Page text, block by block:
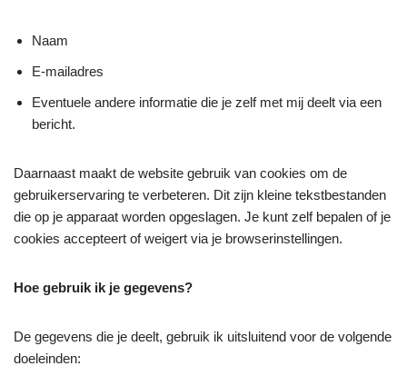
Naam
E-mailadres
Eventuele andere informatie die je zelf met mij deelt via een
bericht.
Daarnaast maakt de website gebruik van cookies om de
gebruikerservaring te verbeteren. Dit zijn kleine tekstbestanden
die op je apparaat worden opgeslagen. Je kunt zelf bepalen of je
cookies accepteert of weigert via je browserinstellingen.
Hoe gebruik ik je gegevens?
De gegevens die je deelt, gebruik ik uitsluitend voor de volgende
doeleinden: